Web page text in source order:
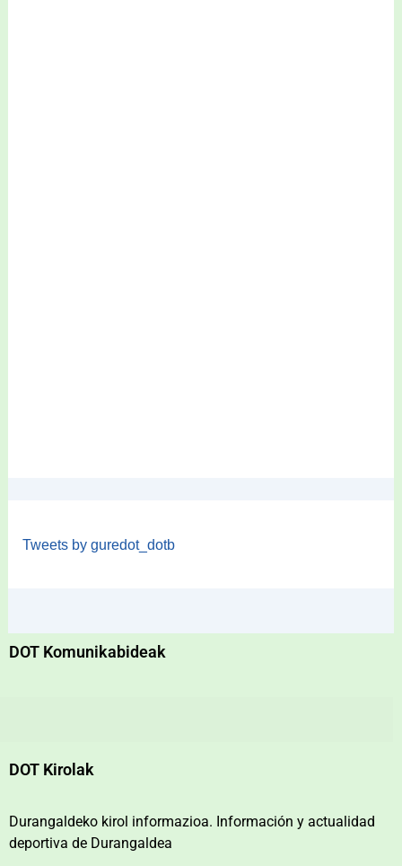
Tweets by guredot_dotb
DOT Komunikabideak
DOT Kirolak
Durangaldeko kirol informazioa. Información y actualidad
deportiva de Durangaldea